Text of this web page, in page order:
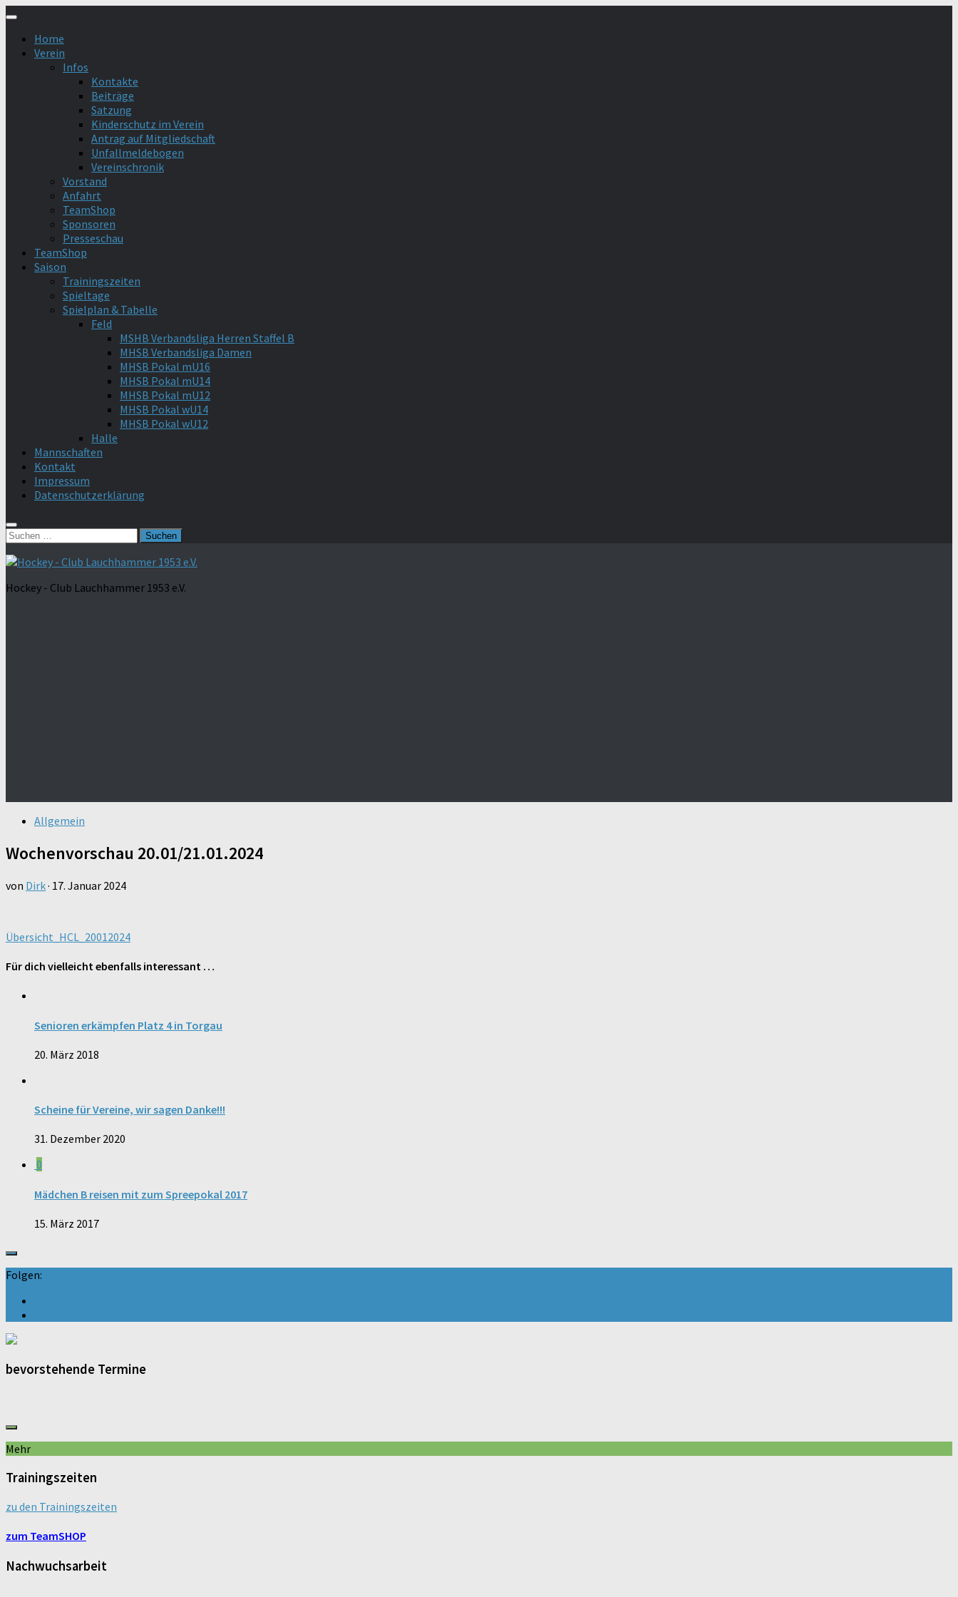
Zum
springenHome
Verein
Infos
Kontakte
Beiträge
Satzung
Kinderschutz im Verein
Antrag auf Mitgliedschaft
Unfallmeldebogen
Vereinschronik
Vorstand
Anfahrt
TeamShop
Sponsoren
Presseschau
TeamShop
Saison
Trainingszeiten
Spieltage
Spielplan & Tabelle
Feld
MSHB Verbandsliga Herren Staffel B
MHSB Verbandsliga Damen
MHSB Pokal mU16
MHSB Pokal mU14
MHSB Pokal mU12
MHSB Pokal wU14
MHSB Pokal wU12
Halle
Mannschaften
Kontakt
Impressum
Datenschutzerklärung
Suchen
Hockey - Club Lauchhammer 1953 e.V.
Allgemein
Wochenvorschau 20.01/21.01.2024
von Dirk· 17. Januar 2024
Übersicht_HCL_20012024
Für dich vielleicht ebenfalls interessant …
Senioren erkämpfen Platz 4 in Torgau
20. März 2018
Scheine für Vereine, wir sagen Danke!!!
31. Dezember 2020
0
Mädchen B reisen mit zum Spreepokal 2017
15. März 2017
Folgen:
bevorstehende Termine
Mehr
Trainingszeiten
zu den Trainingszeiten
zum TeamSHOP
Nachwuchsarbeit